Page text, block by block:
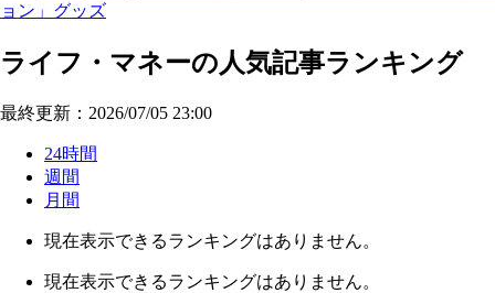
ョン」グッズ
ライフ・マネーの人気記事ランキング
最終更新：2026/07/05 23:00
24時間
週間
月間
現在表示できるランキングはありません。
現在表示できるランキングはありません。